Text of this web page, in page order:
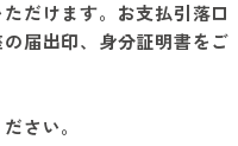
だけます。お支払引落口
届出印、身分証明書をご
さい。